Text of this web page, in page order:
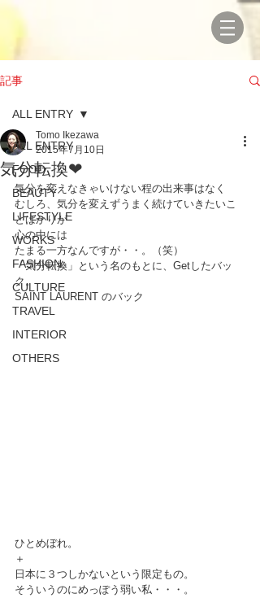
記事
ALL ENTRY
FOOD
BEAUTY
LIFESTYLE
WORKS
FASHION
CULTURE
TRAVEL
INTERIOR
OTHERS
ALL ENTRY
気分転換❤
Tomo Ikezawa
2015年7月10日
気分を変えなきゃいけない程の出来事はなく
むしろ、気分を変えずうまく続けていきたいこ
とばかりが
心の中には
たまる一方なんですが・・。（笑）
「気分転換」という名のもとに、Getしたバッ
ク。
SAINT LAURENT のバック
ひとめぼれ。
＋
日本に３つしかないという限定もの。
そういうのにめっぽう弱い私・・・。